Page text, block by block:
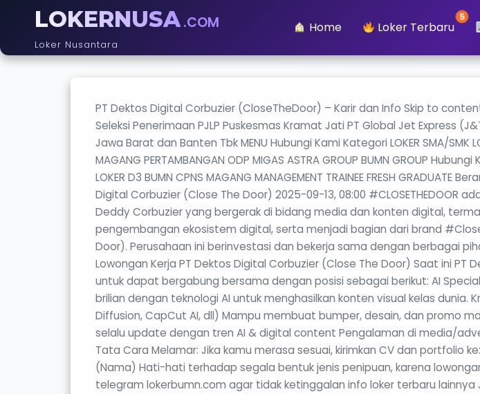
LOKERNUSA.COM
Loker Nusantara
Home Loker Terbaru
5
PT Dektos Digital Corbuzier (CloseTheDoor) – Karir dan Info Skip to
Seleksi Penerimaan PJLP Puskesmas Kramat Jati PT Global Jet Express
Jawa Barat dan Banten Tbk MENU Hubungi Kami Kategori LOKER SMA/SMK
MAGANG PERTAMBANGAN ODP MIGAS ASTRA GROUP BUMN GROUP
LOKER D3 BUMN CPNS MAGANG MANAGEMENT TRAINEE FRESH
Digital Corbuzier (Close The Door) 2025-09-13, 08:00 #CLOSETHEDOOR
Deddy Corbuzier yang bergerak di bidang media dan konten digital,
pengembangan ekosistem digital, serta menjadi bagian dari brand
Door). Perusahaan ini berinvestasi dan bekerja sama dengan berbagai
Lowongan Kerja PT Dektos Digital Corbuzier (Close The Door) Saat ini
untuk dapat bergabung bersama dengan posisi sebagai berikut: AI
brilian dengan teknologi AI untuk menghasilkan konten visual kelas dunia.
Diffusion, CapCut AI, dll) Mampu membuat bumper, desain, dan promo
selalu update dengan tren AI & digital content Pengalaman di media/
Tata Cara Melamar: Jika kamu merasa sesuai, kirimkan CV dan portfolio
(Nama) Hati-hati terhadap segala bentuk jenis penipuan, karena
telegram lokerbumn.com agar tidak ketinggalan info loker terbaru lainnya